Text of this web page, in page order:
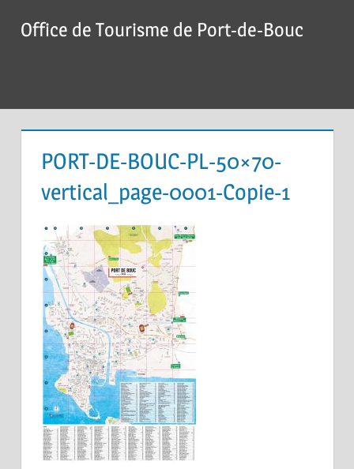
Office de Tourisme de Port-de-Bouc
PORT-DE-BOUC-PL-50×70-
vertical_page-0001-Copie-1